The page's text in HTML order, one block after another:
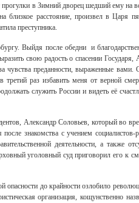
в Зимний дворец шедший ему на
расстояние, произвел в Царя
преступника.
Выйдя после обедни и
свою радость о спасении Государя,
чувства преданности, выраженные
раз избавить меня от верной
служить России и видеть её
Александр Соловьев, который во
знакомства с учением
деятельности, а также
уголовный суд приговорил его к
опасности до крайности озлобило
организация, кощунственно